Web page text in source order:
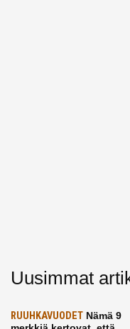
Uusimmat
RUUHKAVUODET Nämä 9